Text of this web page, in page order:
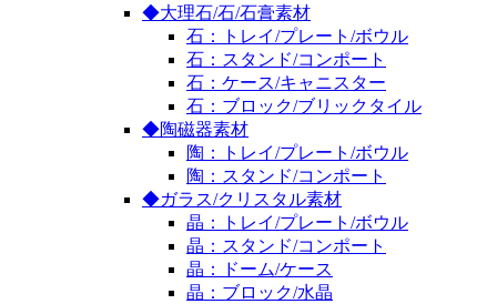
◆大理石/石/石膏素材
石：トレイ/プレート/ボウル
石：スタンド/コンポート
石：ケース/キャニスター
石：ブロック/ブリックタイル
◆陶磁器素材
陶：トレイ/プレート/ボウル
陶：スタンド/コンポート
◆ガラス/クリスタル素材
晶：トレイ/プレート/ボウル
晶：スタンド/コンポート
晶：ドーム/ケース
晶：ブロック/水晶